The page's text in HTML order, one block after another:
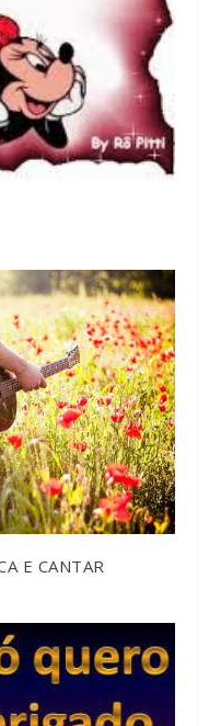
E CANTAR